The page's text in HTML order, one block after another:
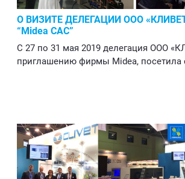
О ВИЗИТЕ ДЕЛЕГАЦИИ ООО
“Midea CAC”
С 27 по 31 мая 2019 делегация ООО
приглашению фирмы Midea, посетила